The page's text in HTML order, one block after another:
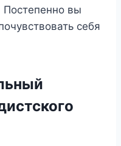
вы
себя